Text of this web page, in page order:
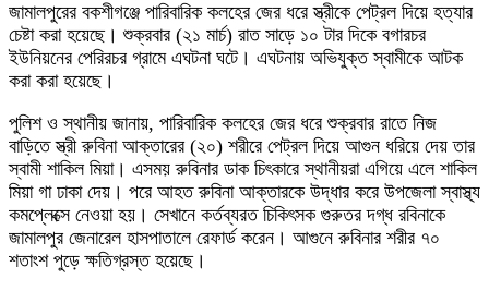
জামালপুরের বকশীগঞ্জে পারিবারিক কলহের জের ধরে স্ত্রীকে পেট্রল দিয়ে হত্যার
চেষ্টা করা হয়েছে। শুক্রবার (২১ মার্চ) রাত সাড়ে ১০ টার দিকে বগারচর
ইউনিয়নের পেরিরচর গ্রামে এঘটনা ঘটে। এঘটনায় অভিযুক্ত স্বামীকে আটক
করা করা হয়েছে।
পুলিশ ও স্থানীয় জানায়, পারিবারিক কলহের জের ধরে শুক্রবার রাতে নিজ
বাড়িতে স্ত্রী রুবিনা আক্তারের (২০) শরীরে পেট্রল দিয়ে আগুন ধরিয়ে দেয় তার
স্বামী শাকিল মিয়া। এসময় রুবিনার ডাক চিৎকারে স্থানীয়রা এগিয়ে এলে শাকিল
মিয়া গা ঢাকা দেয়। পরে আহত রুবিনা আক্তারকে উদ্ধার করে উপজেলা স্বাস্থ্য
কমপ্লেক্সে নেওয়া হয়। সেখানে কর্তব্যরত চিকিৎসক গুরুতর দগ্ধ রবিনাকে
জামালপুর জেনারেল হাসপাতালে রেফার্ড করেন। আগুনে রুবিনার শরীর ৭০
শতাংশ পুড়ে ক্ষতিগ্রস্ত হয়েছে।